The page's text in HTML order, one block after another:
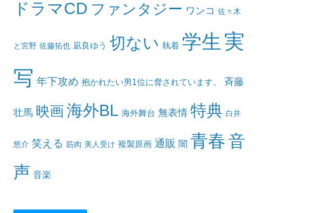
ドラマCD ファンタジー ワンコ 佐々木
と宮野 佐藤拓也 凪良ゆう 切ない 執着 学生 実
写 年下攻め 抱かれたい男1位に脅されています。 斉藤
壮馬 映画海外BL 海外舞台 無表情 特典 白井
悠介 笑える 筋肉 美人受け 複製原画 通販 闇 青春音
声 音楽